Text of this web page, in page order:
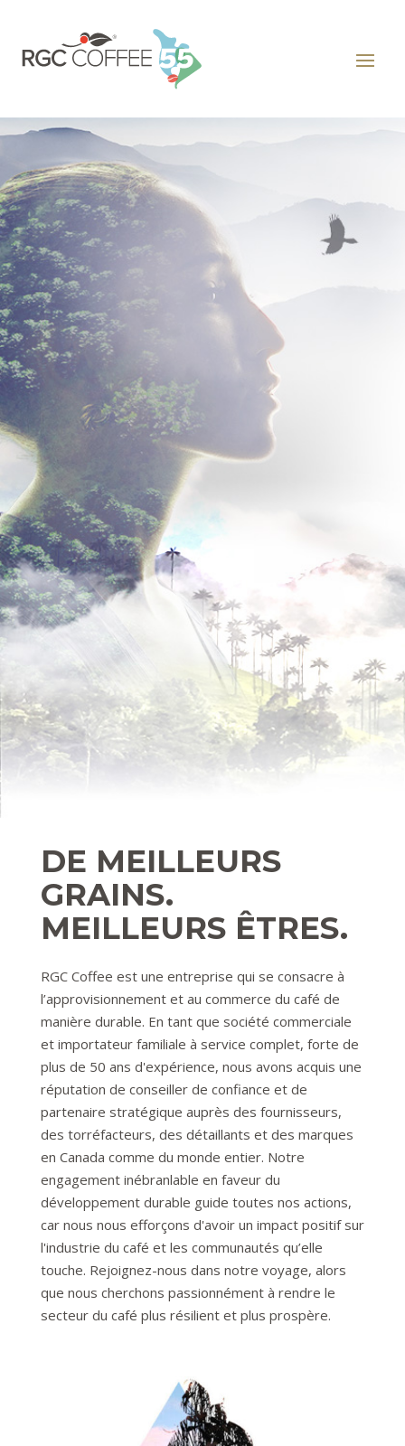
DE MEILLEURS
GRAINS.
MEILLEURS ÊTRES.
RGC Coffee est une entreprise qui se consacre à
l’approvisionnement et au commerce du café de
manière durable. En tant que société commerciale
et importateur familiale à service complet, forte de
plus de 50 ans d'expérience, nous avons acquis une
réputation de conseiller de confiance et de
partenaire stratégique auprès des fournisseurs,
des torréfacteurs, des détaillants et des marques
en Canada comme du monde entier. Notre
engagement inébranlable en faveur du
développement durable guide toutes nos actions,
car nous nous efforçons d'avoir un impact positif sur
l'industrie du café et les communautés qu’elle
touche. Rejoignez-nous dans notre voyage, alors
que nous cherchons passionnément à rendre le
secteur du café plus résilient et plus prospère.